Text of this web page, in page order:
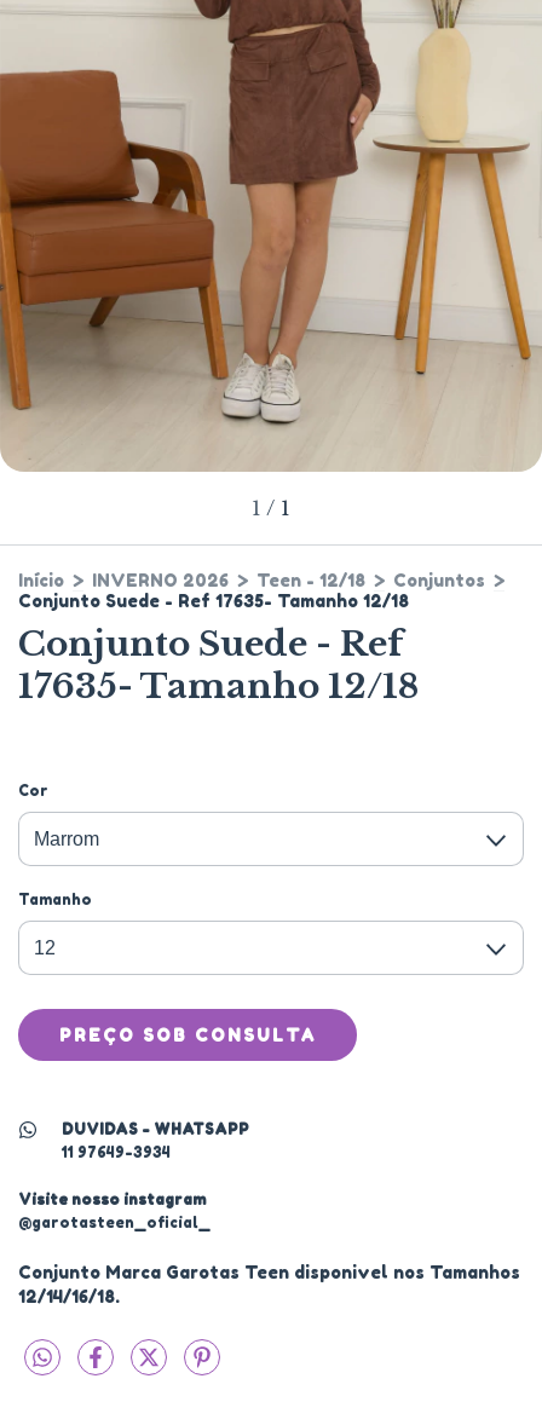
1 / 1
Início > INVERNO 2026 > Teen - 12/18 > Conjuntos >
Conjunto Suede - Ref 17635- Tamanho 12/18
Conjunto Suede - Ref
17635- Tamanho 12/18
Cor
Tamanho
DUVIDAS - WHATSAPP
11 97649-3934
Visite nosso instagram
@garotasteen_oficial_
Conjunto Marca Garotas Teen disponivel nos Tamanhos
12/14/16/18.